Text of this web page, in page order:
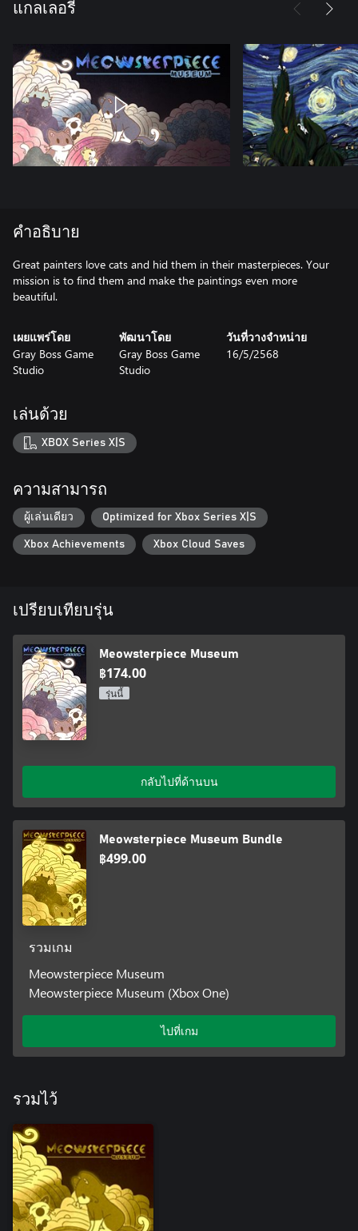
แกลเลอรี
คำอธิบาย
Great painters love cats and hid them in their masterpieces. Your
mission is to find them and make the paintings even more
beautiful.
เผยแพร่โดย
Gray Boss Game
Studio
พัฒนาโดย
Gray Boss Game
Studio
วันที่วางจำหน่าย
16/5/2568
เล่นด้วย
XBOX Series X|S
ความสามารถ
ผู้เล่นเดียว Optimized for Xbox Series X|S
Xbox Achievements Xbox Cloud Saves
เปรียบเทียบรุ่น
Meowsterpiece Museum
฿174.00
รุ่นนี้
กลับไปที่ด้านบน
Meowsterpiece Museum Bundle
฿499.00
รวมเกม
Meowsterpiece Museum
Meowsterpiece Museum (Xbox One)
ไปที่เกม
รวมไว้